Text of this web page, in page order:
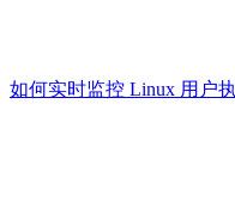
如何实时监控 Linux 用户